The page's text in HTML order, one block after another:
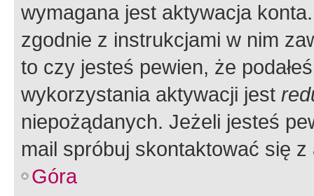
wymagana jest aktywacja
zgodnie z instrukcjami w nim
to czy jesteś pewien, że
wykorzystania aktywacji jest
niepożądanych. Jeżeli jesteś
mail spróbuj skontaktować się
Góra